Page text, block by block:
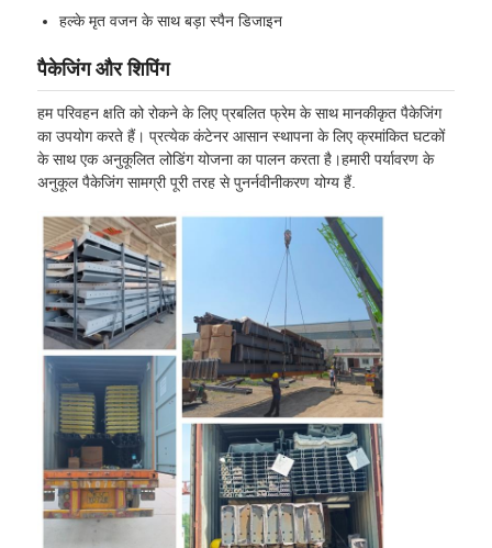
हल्के मृत वजन के साथ बड़ा स्पैन डिजाइन
पैकेजिंग और शिपिंग
हम परिवहन क्षति को रोकने के लिए प्रबलित फ्रेम के साथ मानकीकृत पैकेजिंग
का उपयोग करते हैं। प्रत्येक कंटेनर आसान स्थापना के लिए क्रमांकित घटकों
के साथ एक अनुकूलित लोडिंग योजना का पालन करता है।हमारी पर्यावरण के
अनुकूल पैकेजिंग सामग्री पूरी तरह से पुनर्नवीनीकरण योग्य हैं.